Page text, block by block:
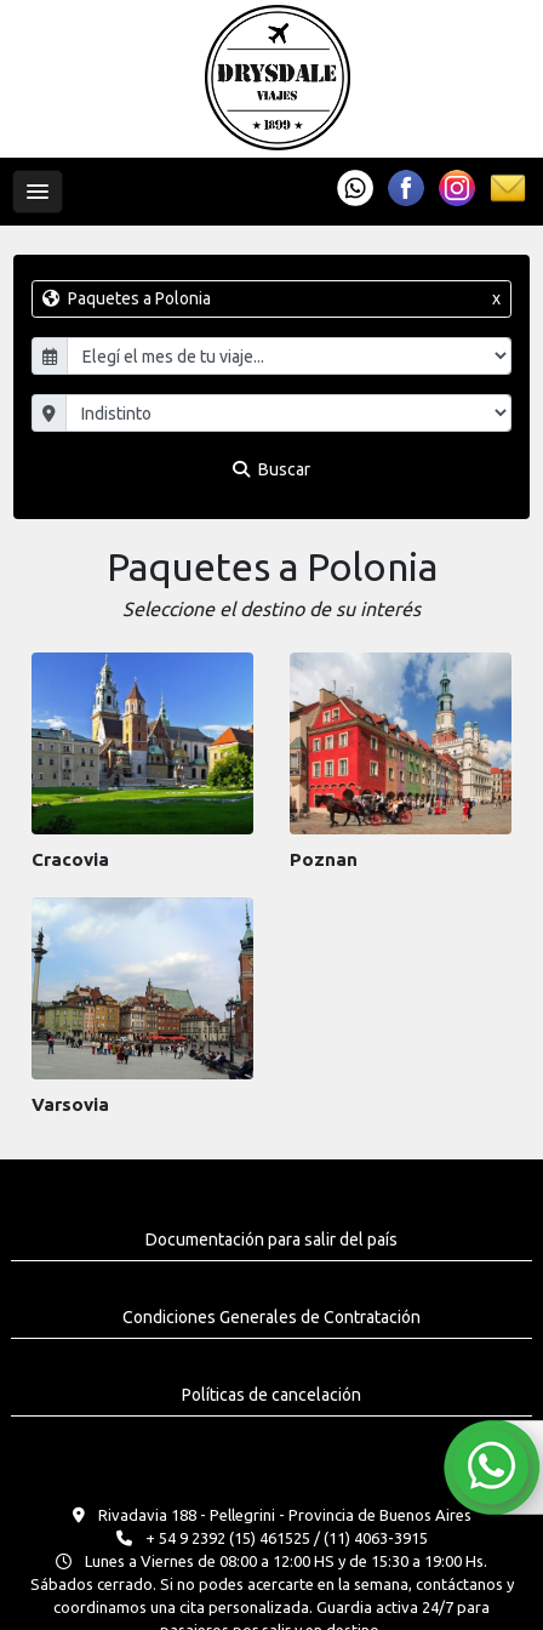
Paquetes a Polonia x
Buscar
Paquetes a Polonia
Seleccione el destino de su interés
Cracovia Poznan
Varsovia
Documentación para salir del país
Condiciones Generales de Contratación
Políticas de cancelación
Rivadavia 188 - Pellegrini - Provincia de Buenos Aires
+ 54 9 2392 (15) 461525 / (11) 4063-3915
Lunes a Viernes de 08:00 a 12:00 HS y de 15:30 a 19:00 Hs.
Sábados cerrado. Si no podes acercarte en la semana, contáctanos y
coordinamos una cita personalizada. Guardia activa 24/7 para